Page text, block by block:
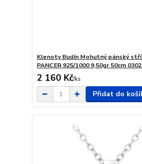
Klenoty Budín Mohutný pánský
PANCER 925/1000 9,50gr 50cm
2 160 Kč/ks
Přidat do